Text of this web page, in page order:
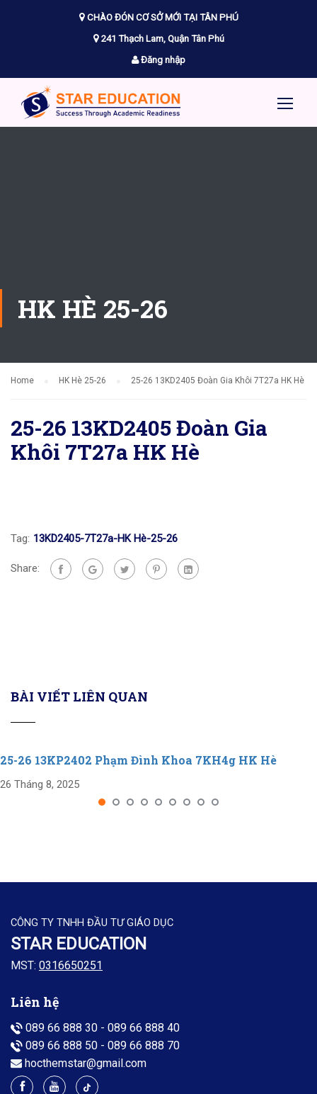
CHÀO ĐÓN CƠ SỞ MỚI TẠI TÂN PHÚ
241 Thạch Lam, Quận Tân Phú
Đăng nhập
HK HÈ 25-26
Home HK Hè 25-26 25-26 13KD2405 Đoàn Gia Khôi 7T27a HK Hè
25-26 13KD2405 Đoàn Gia
Khôi 7T27a HK Hè
Tag: 13KD2405-7T27a-HK Hè-25-26
Share:
BÀI VIẾT LIÊN QUAN
25-26 13KP2402 Phạm Đình Khoa 7KH4g HK Hè
26 Tháng 8, 2025
CÔNG TY TNHH ĐẦU TƯ GIÁO DỤC
STAR EDUCATION
MST: 0316650251
Liên hệ
089 66 888 30 - 089 66 888 40
089 66 888 50 - 089 66 888 70
hocthemstar@gmail.com